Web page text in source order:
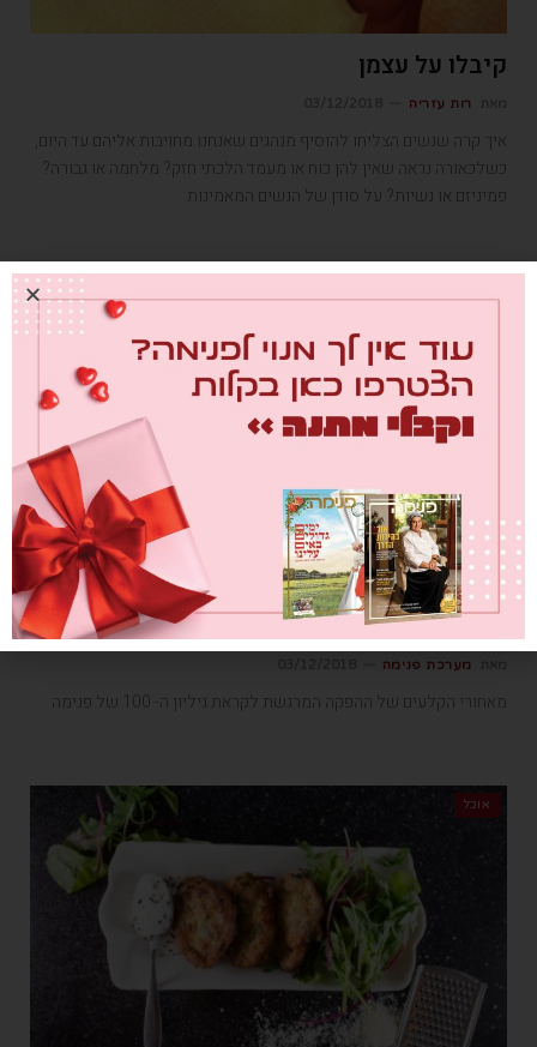
קיבלו על עצמן
רות עזריה
איך קרה שנשים הצליחו להוסיף מנהגים שאנחנו מחויבות אליהם עד היום,
כשלכאורה נראה שאין להן כוח או מעמד הלכתי חזק? מלחמה או גבורה?
פמיניזם או נשיות? על סודן של הנשים המאמינות
חדשות
הצצה ראשונה להפקה החגיגית עם שרת
התרבות מירי רגב
מערכת פנימה
מאחורי הקלעים של ההפקה המרגשת לקראת גיליון ה- 100 של פנימה
אוכל